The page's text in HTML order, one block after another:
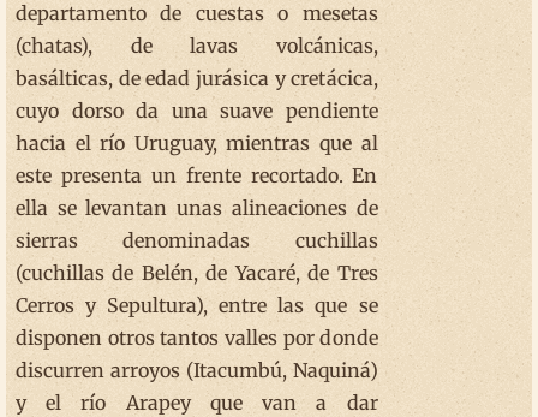
departamento de cuestas o mesetas
(chatas), de lavas volcánicas,
basálticas, de edad jurásica y cretácica,
cuyo dorso da una suave pendiente
hacia el río Uruguay, mientras que al
este presenta un frente recortado. En
ella se levantan unas alineaciones de
sierras denominadas cuchillas
(cuchillas de Belén, de Yacaré, de Tres
Cerros y Sepultura), entre las que se
disponen otros tantos valles por donde
discurren arroyos (Itacumbú, Naquiná)
y el río Arapey que van a dar